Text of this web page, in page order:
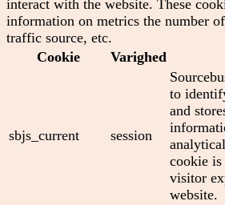
interact with the website. These
information on metrics the number
traffic source, etc.
Cookie
Varighed
sbjs_current session
to
and
cookie is
visitor
website.